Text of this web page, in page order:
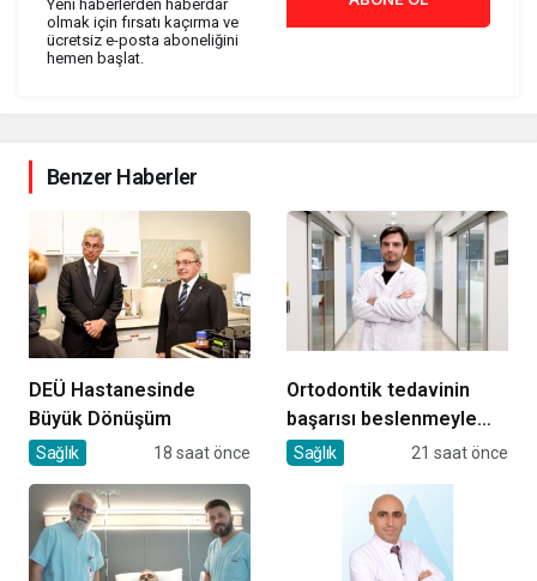
Yeni haberlerden haberdar
olmak için fırsatı kaçırma ve
ücretsiz e-posta aboneliğini
hemen başlat.
Benzer Haberler
DEÜ Hastanesinde
Büyük Dönüşüm
Sağlık 18 saat önce
Ortodontik tedavinin
başarısı beslenmeyle
başlar!
Sağlık 21 saat önce